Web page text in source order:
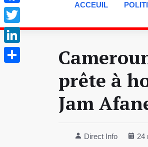
ACCEUIL
prête à
Jam
Direct Info 24
Facebook
Twitter
LinkedIn